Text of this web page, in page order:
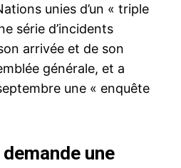
unies d’un « triple
série d’incidents
arrivée et de son
générale, et a
une « enquête
une